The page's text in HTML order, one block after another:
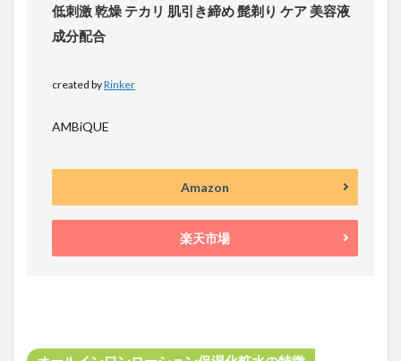
低刺激 乾燥 テカリ 肌引き締め 髭剃り ケア 美容液
成分配合
created byRinker
AMBiQUE
Amazon
楽天市場